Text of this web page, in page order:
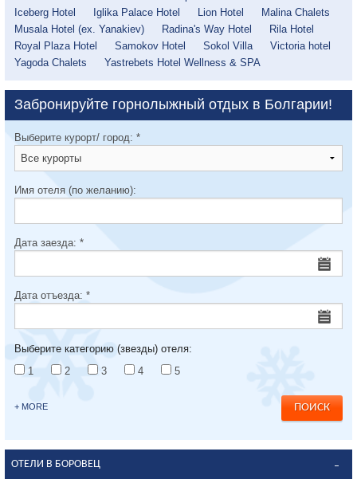
Iceberg Hotel
Iglika Palace Hotel Lion Hotel
Malina Chalets
Musala Hotel (ex. Yanakiev)
Radina's Way Hotel
Rila Hotel
Royal Plaza Hotel
Samokov Hotel Sokol Villa
Victoria hotel
Yagoda Chalets
Yastrebets Hotel Wellness & SPA
Забронируйте горнолыжный отдых в Болгарии!
Выберите курорт/ город: *
Имя отеля (по желанию):
Дата заезда: *
Дата отъезда: *
Выберите категорию (звезды) отеля:
1
2 3 4 5
+ MORE
ОТЕЛИ В БОРОВЕЦ